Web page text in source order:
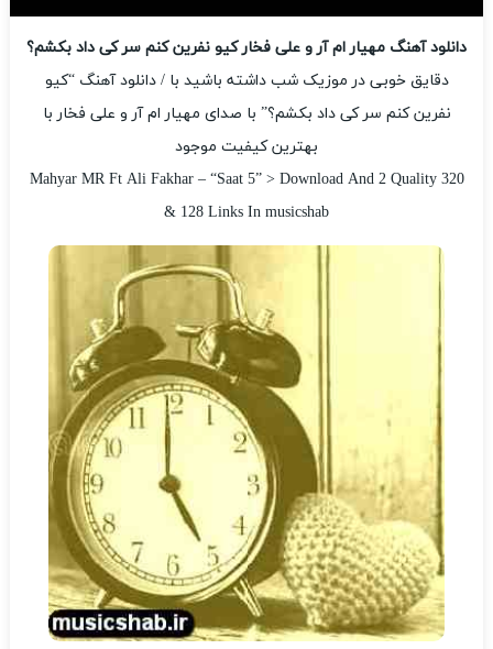
دانلود آهنگ مهیار ام آر و علی فخار کیو نفرین کنم سر کی داد بکشم؟
دقایق خوبی در موزیک شب داشته باشید با / دانلود آهنگ “کیو
نفرین کنم سر کی داد بکشم؟” با صدای مهیار ام آر و علی فخار با
بهترین کیفیت موجود
Mahyar MR Ft Ali Fakhar – “Saat 5” > Download And 2 Quality 320
& 128 Links In musicshab